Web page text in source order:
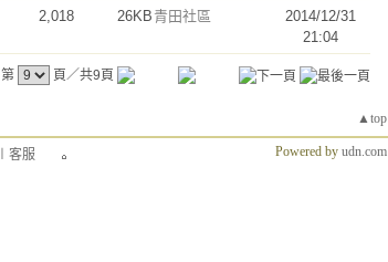
2,018 26KB 青田社區
2014/12/31
21:04
第 頁／共9頁
▲top
客服 Powered by udn.com